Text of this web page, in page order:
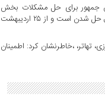
جمهور برای حل مشکلات بخش
پتروشیمی از جمله حذف مالیات محصولات انتهای زنجیره پتروشیمی، گفت: بسیاری از دغدغه‌های تجار در حال حل شدن است و از ۲۵ اردیبهشت
تهاتر، ،‌خاطرنشان کرد: اطمینان